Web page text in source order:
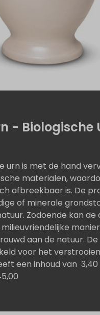
- Biologische
urn is met de hand
materialen,
afbreekbaar is. De
of minerale
Zodoende kan de
aan de natuur. De
voor het
een inhoud van 3,40